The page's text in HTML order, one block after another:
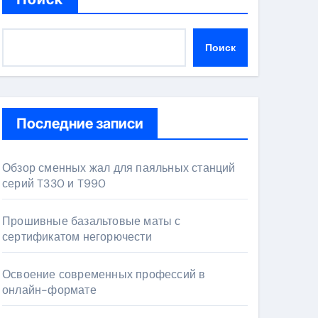
Поиск
Последние записи
Обзор сменных жал для паяльных станций
серий T330 и T990
Прошивные базальтовые маты с
сертификатом негорючести
Освоение современных профессий в
онлайн-формате